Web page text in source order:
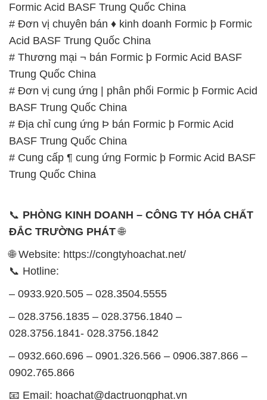
Formic Acid BASF Trung Quốc China
# Đơn vị chuyên bán ♦ kinh doanh Formic þ Formic
Acid BASF Trung Quốc China
# Thương mại ¬ bán Formic þ Formic Acid BASF
Trung Quốc China
# Đơn vị cung ứng | phân phối Formic þ Formic Acid
BASF Trung Quốc China
# Địa chỉ cung ứng Þ bán Formic þ Formic Acid
BASF Trung Quốc China
# Cung cấp ¶ cung ứng Formic þ Formic Acid BASF
Trung Quốc China
📞 PHÒNG KINH DOANH – CÔNG TY HÓA CHẤT
ĐẮC TRƯỜNG PHÁT🌐
🌐 Website: https://congtyhoachat.net/
📞 Hotline:
– 0933.920.505 – 028.3504.5555
– 028.3756.1835 – 028.3756.1840 –
028.3756.1841- 028.3756.1842
– 0932.660.696 – 0901.326.566 – 0906.387.866 –
0902.765.866
📧 Email: hoachat@dactruongphat.vn